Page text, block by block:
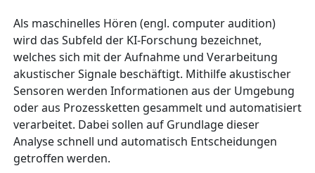
Als maschinelles Hören (engl. computer audition)
wird das Subfeld der KI-Forschung bezeichnet,
welches sich mit der Aufnahme und Verarbeitung
akustischer Signale beschäftigt. Mithilfe akustischer
Sensoren werden Informationen aus der Umgebung
oder aus Prozessketten gesammelt und automatisiert
verarbeitet. Dabei sollen auf Grundlage dieser
Analyse schnell und automatisch Entscheidungen
getroffen werden.